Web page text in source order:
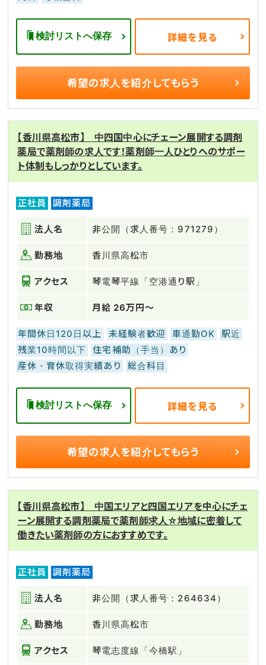
検討リストへ保存 詳細を見る
希望の求人を紹介してもらう
【香川県高松市】 中四国中心にチェーン展開する調剤
薬局で薬剤師の求人です！薬剤師一人ひとりへのサポー
ト体制もしっかりとしています。
正社員 調剤薬局
法人名 非公開（求人番号：971279）
勤務地 香川県高松市
アクセス 琴電琴平線「空港通り駅」
年収 月給 26万円～
年間休日120日以上 未経験者歓迎 車通勤OK
駅近
残業10時間以下
住宅補助（手当）あり
産休・育休取得実績あり
総合科目
検討リストへ保存 詳細を見る
希望の求人を紹介してもらう
【香川県高松市】 中国エリアと四国エリアを中心にチェ
ーン展開する調剤薬局で薬剤師求人☆地域に密着して
働きたい薬剤師の方におすすめです。
正社員 調剤薬局
法人名 非公開（求人番号：264634）
勤務地 香川県高松市
アクセス 琴電志度線「今橋駅」